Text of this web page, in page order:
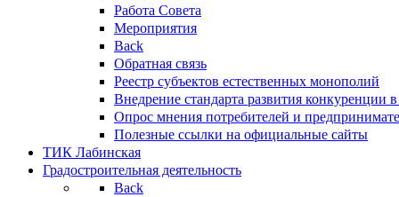
Работа Совета
Мероприятия
Back
Обратная связь
Реестр субъектов естественных монополий
Внедрение стандарта развития конкуренции
Опрос мнения потребителей и
Полезные ссылки на официальные сайты
ТИК Лабинская
Градостроительная деятельность
Back